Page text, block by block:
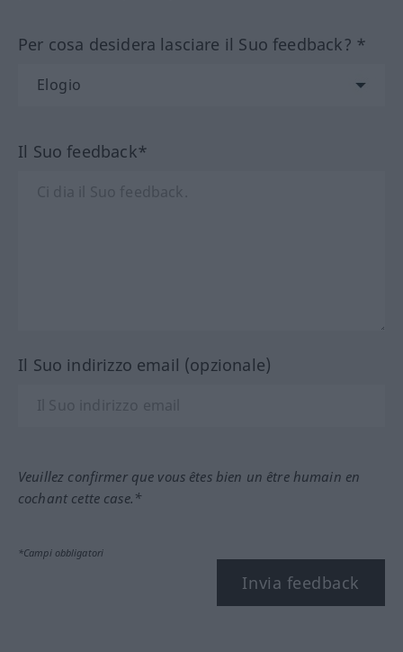
Per cosa desidera lasciare il Suo feedback? *
Il Suo feedback*
Il Suo indirizzo email (opzionale)
Veuillez confirmer que vous êtes bien un être humain en
cochant cette case.*
*Campi obbligatori
Invia feedback